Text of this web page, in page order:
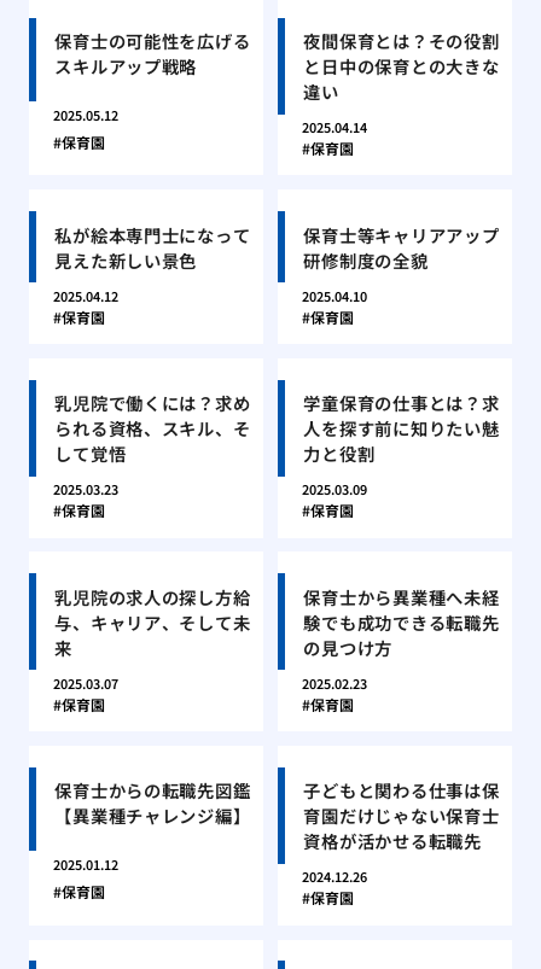
保育士の可能性を広げる
スキルアップ戦略
2025.05.12
保育園
夜間保育とは？その役割
と日中の保育との大きな
違い
2025.04.14
保育園
私が絵本専門士になって
見えた新しい景色
2025.04.12
保育園
保育士等キャリアアップ
研修制度の全貌
2025.04.10
保育園
乳児院で働くには？求め
られる資格、スキル、そ
して覚悟
2025.03.23
保育園
学童保育の仕事とは？求
人を探す前に知りたい魅
力と役割
2025.03.09
保育園
乳児院の求人の探し方給
与、キャリア、そして未
来
2025.03.07
保育園
保育士から異業種へ未経
験でも成功できる転職先
の見つけ方
2025.02.23
保育園
保育士からの転職先図鑑
【異業種チャレンジ編】
2025.01.12
保育園
子どもと関わる仕事は保
育園だけじゃない保育士
資格が活かせる転職先
2024.12.26
保育園